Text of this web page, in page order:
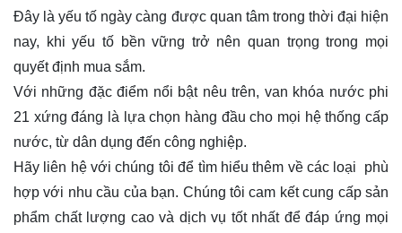
Đây là yếu tố ngày càng được quan tâm trong thời đại hiện
nay, khi yếu tố bền vững trở nên quan trọng trong mọi
quyết định mua sắm.
Với những đặc điểm nổi bật nêu trên, van khóa nước phi
21 xứng đáng là lựa chọn hàng đầu cho mọi hệ thống cấp
nước, từ dân dụng đến công nghiệp.
Hãy liên hệvới chúng tôi để tìm hiểu thêm về các loại phù
hợp với nhu cầu của bạn. Chúng tôi cam kết cung cấp sản
phẩm chất lượng cao và dịch vụ tốt nhất để đáp ứng mọi